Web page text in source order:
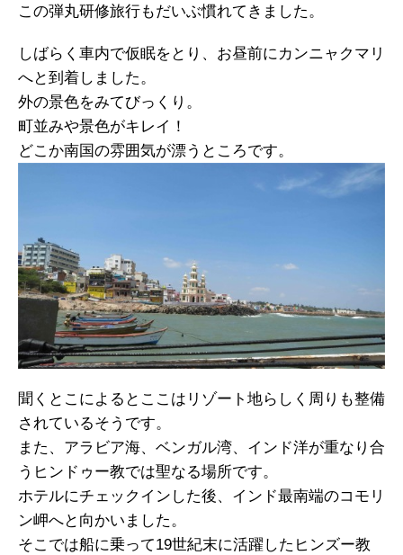
この弾丸研修旅行もだいぶ慣れてきました。
しばらく車内で仮眠をとり、お昼前にカンニャクマリ
へと到着しました。
外の景色をみてびっくり。
町並みや景色がキレイ！
どこか南国の雰囲気が漂うところです。
聞くとこによるとここはリゾート地らしく周りも整備
されているそうです。
また、アラビア海、ベンガル湾、インド洋が重なり合
うヒンドゥー教では聖なる場所です。
ホテルにチェックインした後、インド最南端のコモリ
ン岬へと向かいました。
そこでは船に乗って19世紀末に活躍したヒンズー教